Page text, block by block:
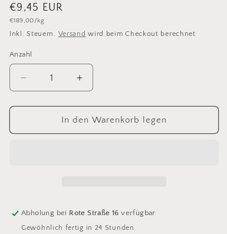
Normaler
Preis
€9,45 EUR
Grundpreis
€189,00/kg
Inkl. Steuern. Versand wird beim Checkout berechnet
Anzahl
Anzahl
Verringere
die
Menge
PetiteKnit
Erhöhe
die
Menge
für
PetiteKnit
In den Warenkorb legen
Abholung bei Rote Straße 16 verfügbar
Gewöhnlich fertig in 24 Stunden